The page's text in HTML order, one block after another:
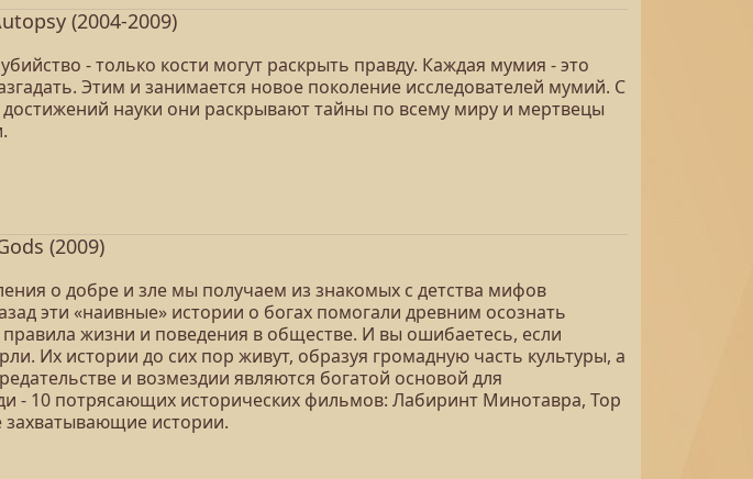
(2004-2009)
- только кости могут раскрыть правду. Каждая мумия - это
Этим и занимается новое поколение исследователей мумий. С
науки они раскрывают тайны по всему миру и мертвецы
(2009)
о добре и зле мы получаем из знакомых с детства мифов
эти «наивные» истории о богах помогали древним осознать
жизни и поведения в обществе. И вы ошибаетесь, если
Их истории до сих пор живут, образуя громадную часть культуры, а
и возмездии являются богатой основой для
- 10 потрясающих исторических фильмов: Лабиринт Минотавра, Тор
захватывающие истории.